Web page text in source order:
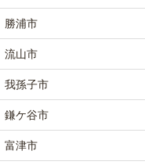
勝浦市
流山市
我孫子市
鎌ケ谷市
富津市